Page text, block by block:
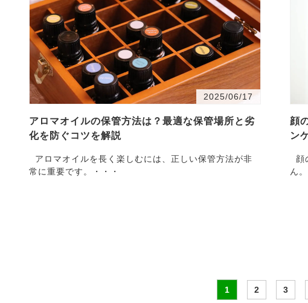
2025/06/17
アロマオイルの保管方法は？最適な保管場所と劣
化を防ぐコツを解説
常に重要です。・・・
顔
ン
ん
1 2 3